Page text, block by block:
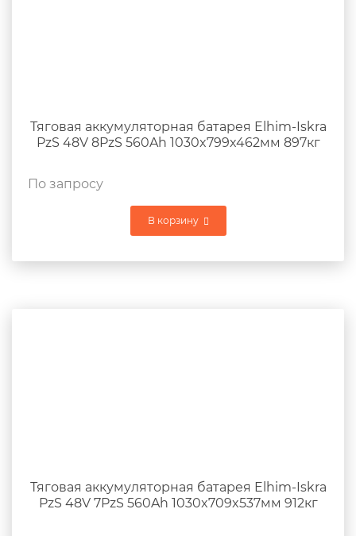
Тяговая аккумуляторная батарея Elhim-Iskra
PzS 48V 8PzS 560Ah 1030x799x462мм 897кг
По запросу
В корзину
Тяговая аккумуляторная батарея Elhim-Iskra
PzS 48V 7PzS 560Ah 1030x709x537мм 912кг